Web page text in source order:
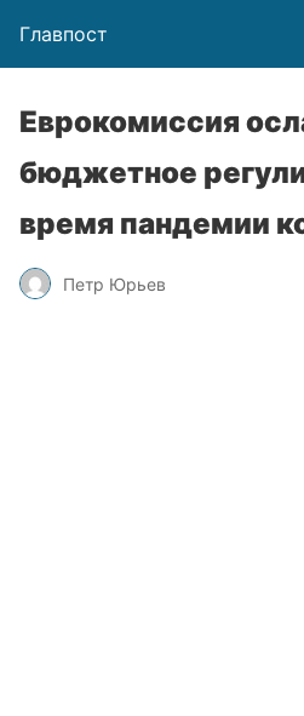
Главпост
Еврокомиссия
бюджетное
время пандемии
Петр Юрьев